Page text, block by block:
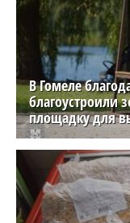
В Гомеле
благоустроили
площадку для